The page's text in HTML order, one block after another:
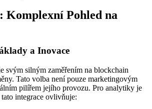
Komplexní Pohled na
a Inovace
svým silným zaměřením na blockchain
Tato volba není pouze marketingovým
pilířem jejího provozu. Pro analytiky je
integrace ovlivňuje: